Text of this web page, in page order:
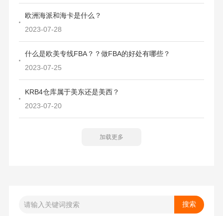
欧洲海派和海卡是什么？
2023-07-28
什么是欧美专线FBA？？做FBA的好处有哪些？
2023-07-25
KRB4仓库属于美东还是美西？
2023-07-20
加载更多